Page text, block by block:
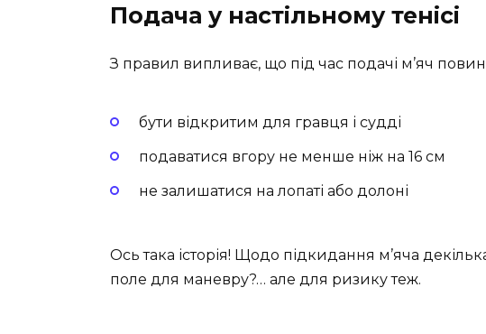
Подача у настільному тенісі
З правил випливає, що під час подачі м’яч
бути відкритим для гравця і судді
подаватися вгору не менше ніж на 16 см
не залишатися на лопаті або долоні
Ось така історія! Щодо підкидання м’яча
поле для маневру?… але для ризику теж.